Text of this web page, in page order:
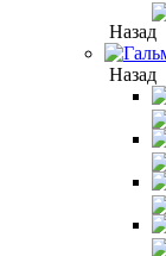
Назад
Назад